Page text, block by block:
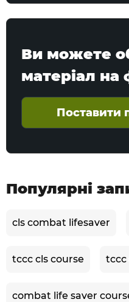
Ви можете
матеріал
Поставити
Популярні
cls combat lifesaver
tccc cls course tccc
combat life saver